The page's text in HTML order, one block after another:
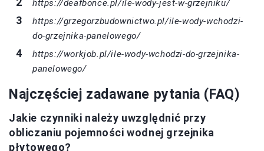
https://deafbonce.pl/ile-wody-jest-w-grzejniku/
https://grzegorzbudownictwo.pl/ile-wody-wchodzi-
do-grzejnika-panelowego/
https://workjob.pl/ile-wody-wchodzi-do-grzejnika-
panelowego/
Najczęściej zadawane pytania (FAQ)
Jakie czynniki należy uwzględnić przy
obliczaniu pojemności wodnej grzejnika
płytowego?